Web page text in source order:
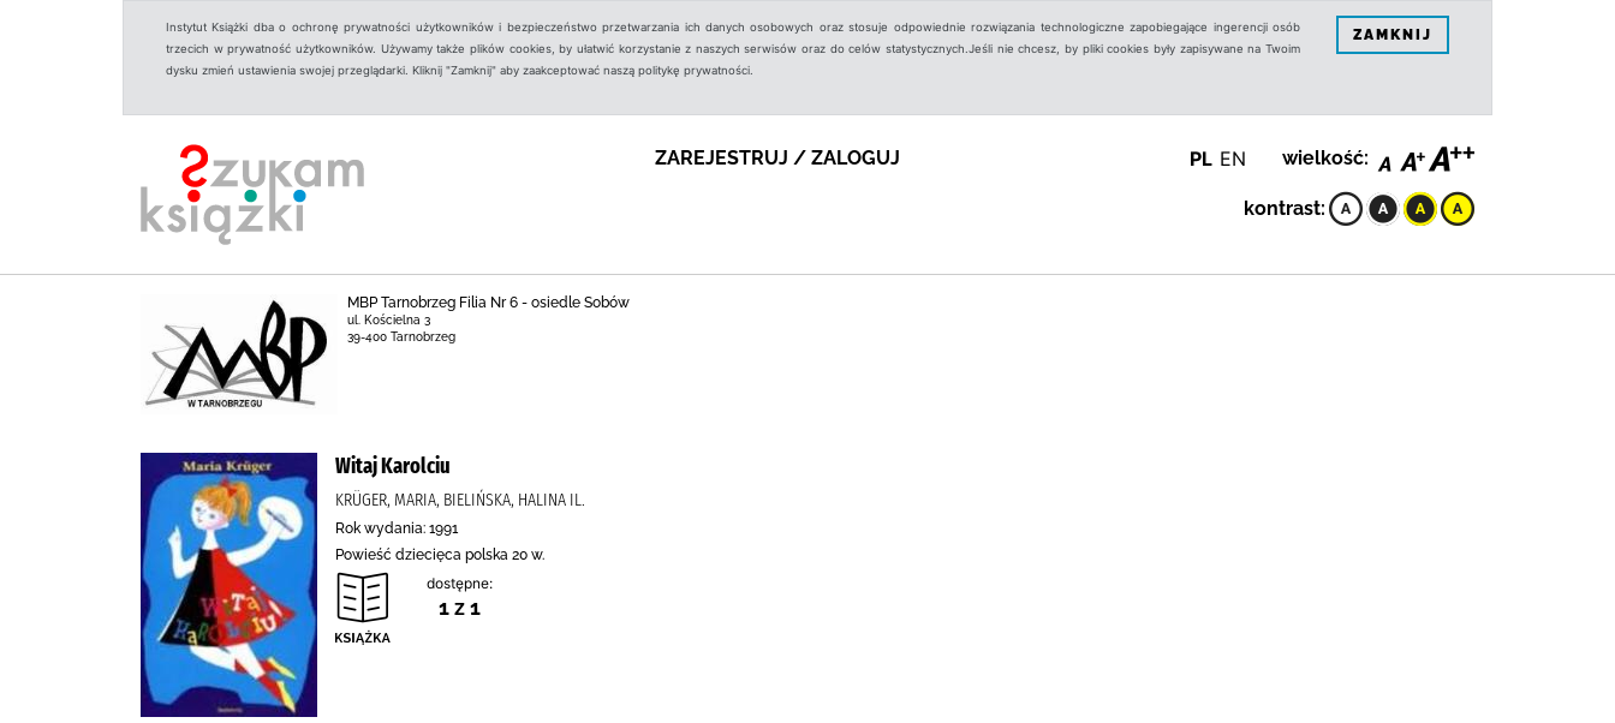
Instytut Książki dba o ochronę prywatności użytkowników i bezpieczeństwo przetwarzania ich danych osobowych oraz stosuje odpowiednie rozwiązania technologiczne zapobiegające ingerencji osób
trzecich w prywatność użytkowników. Używamy także plików cookies, by ułatwić korzystanie z naszych serwisów oraz do celów statystycznych.Jeśli nie chcesz, by pliki cookies były zapisywane na Twoim
dysku zmień ustawienia swojej przeglądarki. Kliknij "Zamknij" aby zaakceptować naszą politykę prywatności.
ZAMKNIJ
ZAREJESTRUJ / ZALOGUJ PL EN wielkość:
kontrast:
MBP Tarnobrzeg Filia Nr 6 - osiedle Sobów
ul. Kościelna 3
39-400 Tarnobrzeg
Witaj Karolciu
KRÜGER, MARIA, BIELIŃSKA, HALINA IL.
Rok wydania: 1991
Powieść dziecięca polska 20 w.
dostępne:
1 z 1